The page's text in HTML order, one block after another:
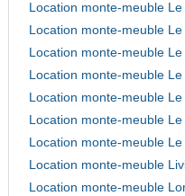
Location monte-meuble
Location monte-meuble
Location monte-meuble
Location monte-meuble
Location monte-meuble
Location monte-meuble
Location monte-meuble
Location monte-meuble
Location monte-meuble